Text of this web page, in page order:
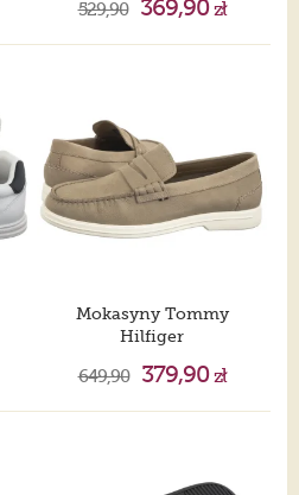
529,90 369,90zł
Mokasyny Tommy
Hilfiger
649,90 379,90zł